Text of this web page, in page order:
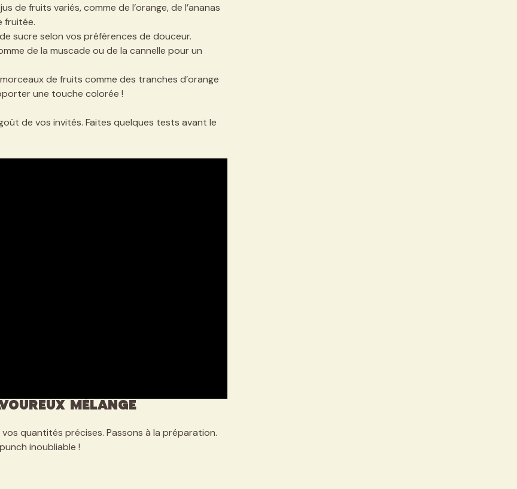
de fruits variés, comme de l’orange, de l’ananas
fruitée.
de sucre selon vos préférences de douceur.
de la muscade ou de la cannelle pour un
de fruits comme des tranches d’orange
une touche colorée !
de vos invités. Faites quelques tests avant le
mélange
quantités précises. Passons à la préparation.
inoubliable !